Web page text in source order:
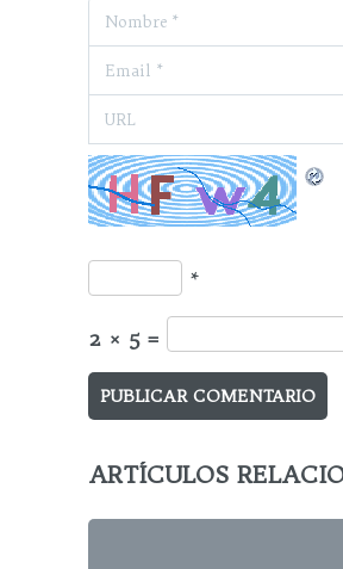
*
2 × 5 =
ARTÍCULOS